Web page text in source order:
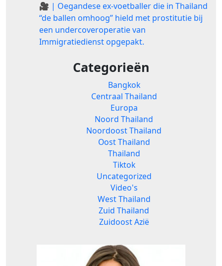
🎥 | Oegandese ex-voetballer die in Thailand
“de ballen omhoog” hield met prostitutie bij
een undercoveroperatie van
Immigratiedienst opgepakt.
Categorieën
Bangkok
Centraal Thailand
Europa
Noord Thailand
Noordoost Thailand
Oost Thailand
Thailand
Tiktok
Uncategorized
Video's
West Thailand
Zuid Thailand
Zuidoost Azië